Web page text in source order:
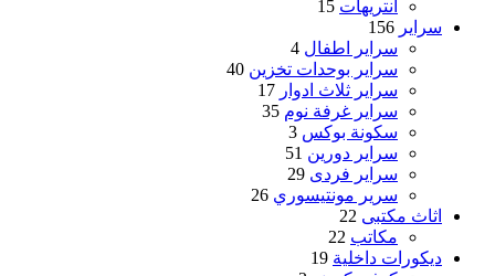
أنتريهات 15
سراير 156
سراير اطفال 4
سراير بوحدات تخزين 40
سراير ثلاث ادوار 17
سراير غرفة نوم 35
سكونة بوكس 3
سراير دورين 51
سراير فردى 29
سرير مونتيسوري 26
اثاث مكتبى 22
مكاتب 22
ديكورات داخلية 19